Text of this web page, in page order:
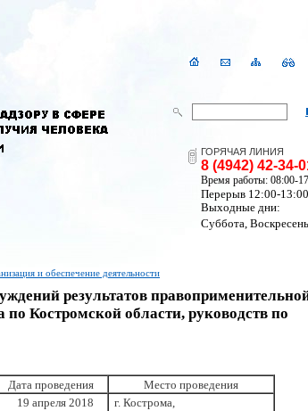
ГОРЯЧАЯ ЛИНИЯ
8 (4942) 42-34-
Время работы: 08:00-
Перерыв 12:00-13:00
Выходные дни:
Суббота,
и обеспечение деятельности
результатов
Костромской области, руководств по
Дата проведения
Место проведения
19 апреля 2018
г. Кострома,